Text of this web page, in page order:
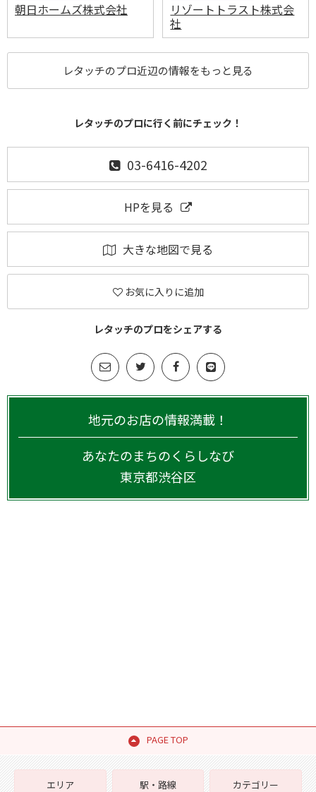
朝日ホームズ株式会社
リゾートトラスト株式会
社
レタッチのプロ近辺の情報をもっと見る
レタッチのプロに行く前にチェック！
03-6416-4202
HPを見る
大きな地図で見る
お気に入りに追加
レタッチのプロをシェアする
地元のお店の情報満載！
あなたのまちのくらしなび
東京都渋谷区
PAGE TOP
エリア
駅・路線
カテゴリー